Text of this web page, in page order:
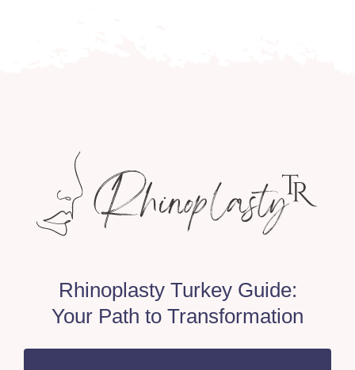
Rhinoplasty Turkey Guide:
Your Path to Transformation